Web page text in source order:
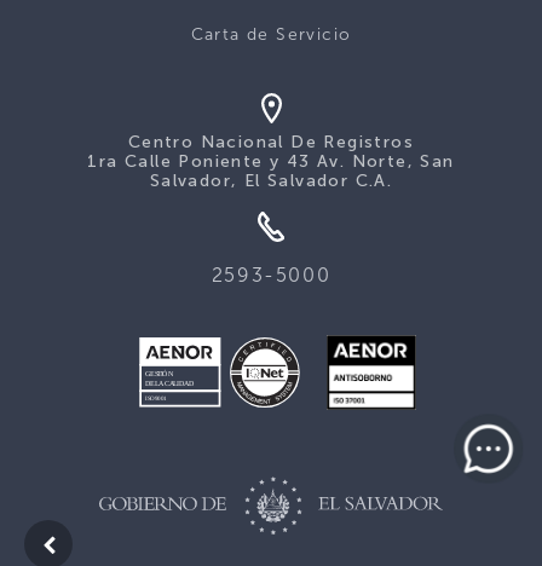
Carta de Servicio
Centro Nacional De Registros
1ra Calle Poniente y 43 Av. Norte, San
Salvador, El Salvador C.A.
2593-5000